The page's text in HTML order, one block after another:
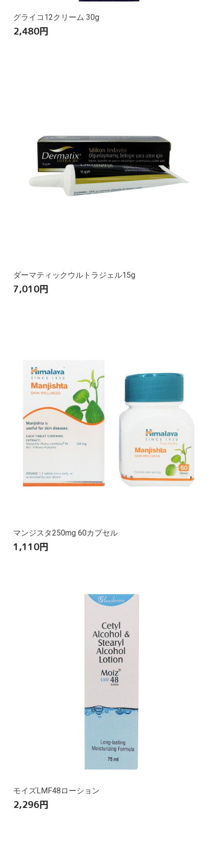
グライコ12クリーム 30g
2,480円
ダーマティックウルトラジェル15g
7,010円
マンジスタ250mg 60カプセル
1,110円
モイズLMF48ローション
2,296円